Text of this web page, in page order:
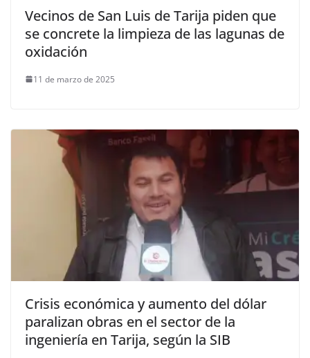
Vecinos de San Luis de Tarija piden que
se concrete la limpieza de las lagunas de
oxidación
11 de marzo de 2025
Crisis económica y aumento del dólar
paralizan obras en el sector de la
ingeniería en Tarija, según la SIB